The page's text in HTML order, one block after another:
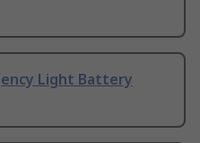
Light Battery